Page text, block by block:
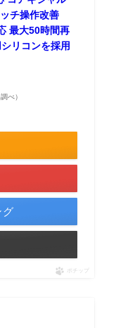
チ操作改善
最大50時間再
リコンを採用
べ）
グ
ポチップ